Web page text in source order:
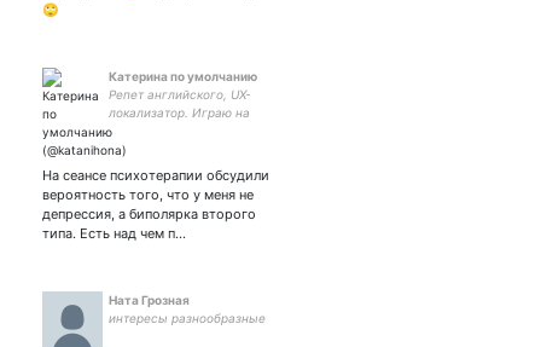
🙄
Катерина по умолчанию
Репет английского, UX-
локализатор. Играю на
#XboxSeriesX и в D&D
5/Pathfinder 2, немного
На сеансе психотерапии обсудили
вероятность того, что у меня не
депрессия, а биполярка второго
типа. Есть над чем п…
Ната Грозная
интересы разнообразные